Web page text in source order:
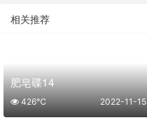
相关推荐
肥皂碟14
2022-11-15
426℃